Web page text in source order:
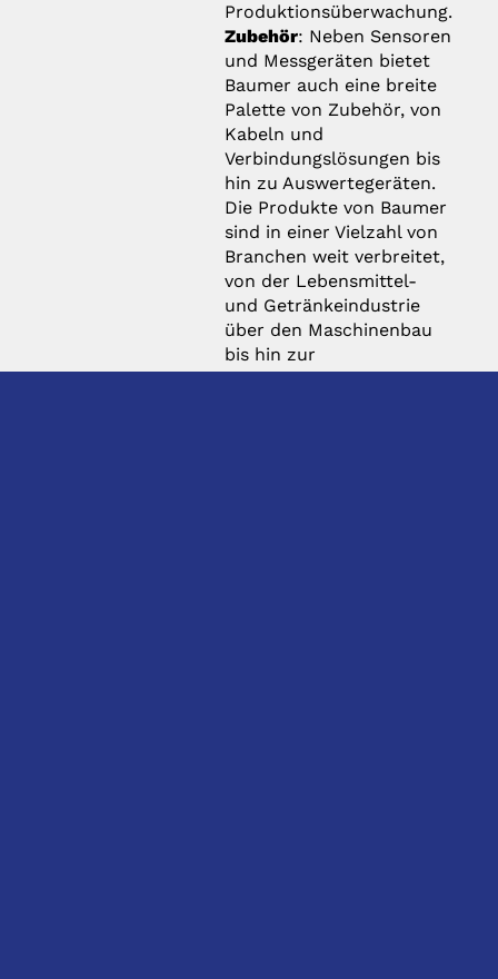
Produktionsüberwachung.
Zubehör: Neben Sensoren
und Messgeräten bietet
Baumer auch eine breite
Palette von Zubehör, von
Kabeln und
Verbindungslösungen bis
hin zu Auswertegeräten.
Die Produkte von Baumer
sind in einer Vielzahl von
Branchen weit verbreitet,
von der Lebensmittel-
und Getränkeindustrie
über den Maschinenbau
bis hin zur